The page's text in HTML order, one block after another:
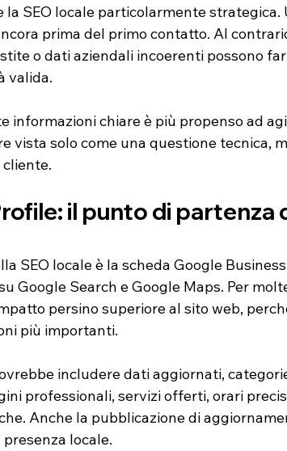
SEO locale particolarmente strategica.
prima del primo contatto. Al
o dati aziendali incoerenti possono
valida.
informazioni chiare è più propenso ad
vista solo come una questione tecnica,
il punto di partenza
SEO locale è la scheda Google
Google Search e Google Maps. Per
persino superiore al sito web,
più importanti.
includere dati aggiornati,
professionali, servizi offerti, orari
Anche la pubblicazione di
locale.